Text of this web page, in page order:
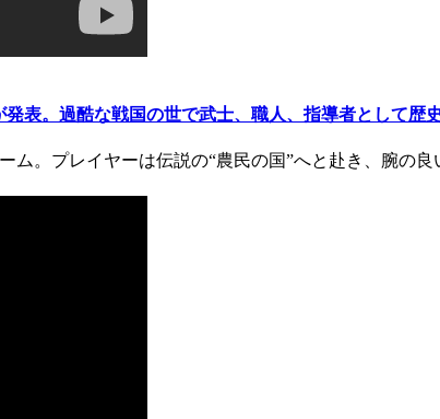
表。過酷な戦国の世で武士、職人、指導者として歴
。プレイヤーは伝説の“農民の国”へと赴き、腕の